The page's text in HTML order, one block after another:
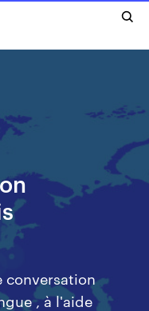
conversation
, à l'aide